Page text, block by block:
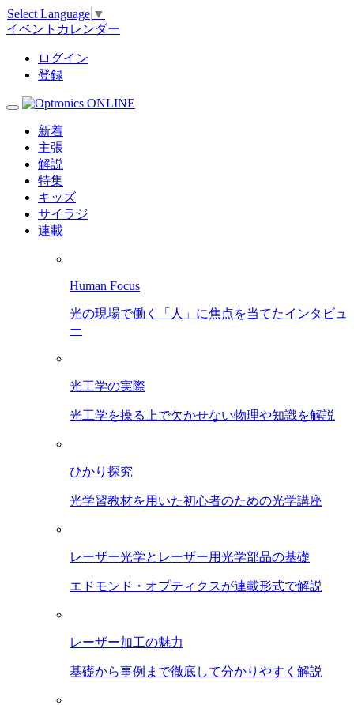
Select Language ▼
イベントカレンダー
ログイン
登録
新着
主張
解説
特集
キッズ
サイラジ
連載
Human Focus
光の現場で働く「人」に焦点を当てたインタビュ
ー
光工学の実際
光工学を操る上で欠かせない物理や知識を解説
ひかり探究
光学習教材を用いた初心者のための光学講座
レーザー光学とレーザー用光学部品の基礎
エドモンド・オプティクスが連載形式で解説
レーザー加工の魅力
基礎から事例まで徹底して分かりやすく解説